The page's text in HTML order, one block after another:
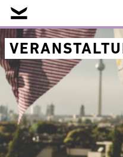
Skip
to
content